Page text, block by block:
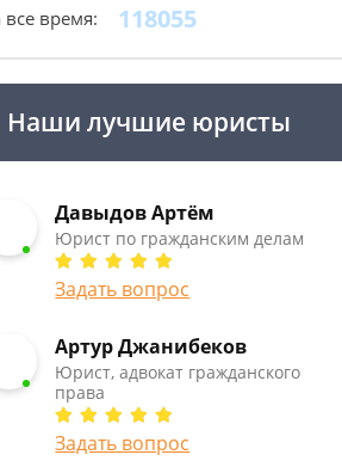
все время: 118055
Наши лучшие юристы
Давыдов Артём
Юрист по гражданским делам
Задать вопрос
Артур Джанибеков
Юрист, адвокат гражданского
права
Задать вопрос